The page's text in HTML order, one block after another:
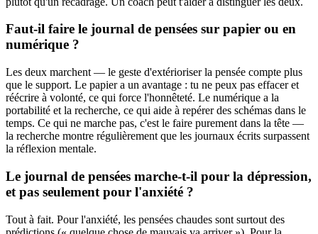
Faut-il faire le journal de pensées sur papier ou en
numérique ?
Les deux marchent — le geste d'extérioriser la pensée compte plus
que le support. Le papier a un avantage : tu ne peux pas effacer et
réécrire à volonté, ce qui force l'honnêteté. Le numérique a la
portabilité et la recherche, ce qui aide à repérer des schémas dans le
temps. Ce qui ne marche pas, c'est le faire purement dans la tête —
la recherche montre régulièrement que les journaux écrits surpassent
la réflexion mentale.
Le journal de pensées marche-t-il pour la dépression,
et pas seulement pour l'anxiété ?
Tout à fait. Pour l'anxiété, les pensées chaudes sont surtout des